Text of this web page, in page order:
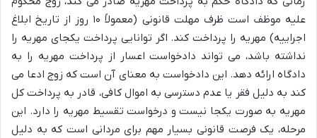
علیه موظف است ظرف مهلت قانونی (معمولاً ۱۰ روز از تاریخ ابلاغ
اجراییه) مهریه را پرداخت کند. اگر توانایی پرداخت یکجای مهریه را
نداشته باشد، می تواند دادخواست اعسار از پرداخت مهریه را به
دادگاه ارائه دهد. این دادخواست به معنای آن است که زوج ادعا می
کند به دلیل فقر یا عدم دسترسی به اموال کافی، قادر به پرداخت کل
مهریه به صورت یکجا نیست و درخواست تقسیط مهریه را دارد. این
مرحله، یک فرصت قانونی بسیار مهم برای مردانی است که به دلیل